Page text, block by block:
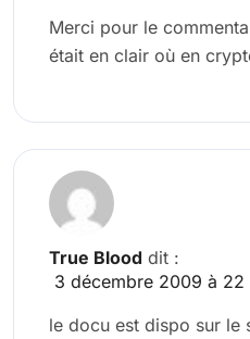
Merci pour le
était en clair où en
True Blood dit :
3 décembre 2009 à 22
le docu est dispo sur le